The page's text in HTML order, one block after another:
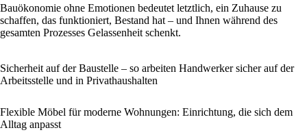
Bauökonomie ohne Emotionen bedeutet letztlich, ein Zuhause zu
schaffen, das funktioniert, Bestand hat – und Ihnen während des
gesamten Prozesses Gelassenheit schenkt.
Sicherheit auf der Baustelle – so arbeiten Handwerker sicher auf der
Arbeitsstelle und in Privathaushalten
Flexible Möbel für moderne Wohnungen: Einrichtung, die sich dem
Alltag anpasst